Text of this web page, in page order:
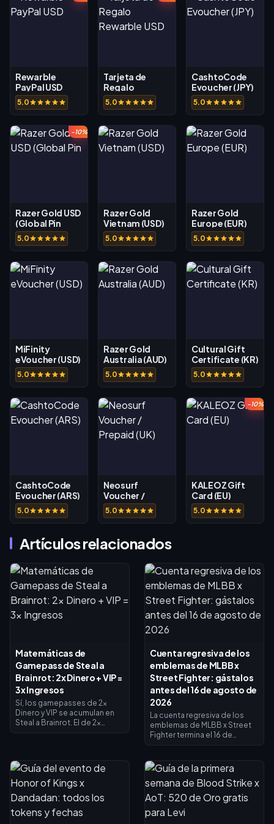
Rewarble
PayPal USD
5.0
Tarjeta de
Regalo
Rewarble USD
5.0
CashtoCode
Evoucher (JPY)
5.0
-10%
Razer Gold USD
(Global Pin
5.0
Razer Gold
Vietnam (USD)
5.0
Razer Gold
Europe (EUR)
5.0
MiFinity
eVoucher (USD)
5.0
Razer Gold
Australia (AUD)
5.0
Cultural Gift
Certificate (KR)
5.0
CashtoCode
Evoucher (ARS)
5.0
Neosurf
Voucher /
Prepaid (UK)
5.0
-10%
KALEOZ Gift
Card (EU)
5.0
Artículos relacionados
Matemáticas de
Gamepass de Steal a
Brainrot: 2x Dinero + VIP =
3x Ingresos
Sí, los gamepasses de 2x
Dinero y VIP se acumulan en
Steal a Brainrot. El de 2x
entre sí para dar exactamente
3x de ingresos base, no 4x. El
de 2x Dinero cuesta 119
Robux, el VIP cuesta 499 (618
en total). Compra primero el
de 2x Dinero y añade el VIP
cuando tus ingresos base lo
Cuenta regresiva de los
emblemas de MLBB x
Street Fighter: gástalos
antes del 16 de agosto de
2026
La cuenta regresiva de los
emblemas de MLBB x Street
Fighter termina el 16 de
colaboración de 45 días y su
tienda de intercambio de
emblemas. Se espera que los
emblemas no utilizados
caduquen con el evento, así
que canjea todo ahora: los